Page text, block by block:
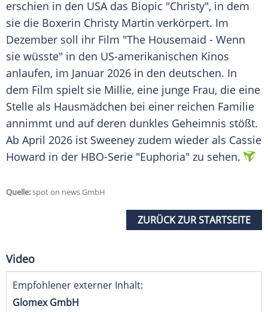
erschien in den USA das Biopic "Christy", in dem
sie die Boxerin Christy Martin verkörpert. Im
Dezember soll ihr Film "The Housemaid - Wenn
sie wüsste" in den US-amerikanischen Kinos
anlaufen, im Januar 2026 in den deutschen. In
dem Film spielt sie Millie, eine junge Frau, die eine
Stelle als Hausmädchen bei einer reichen Familie
annimmt und auf deren dunkles Geheimnis stößt.
Ab April 2026 ist Sweeney zudem wieder als Cassie
Howard in der HBO-Serie "Euphoria" zu sehen.
Quelle:spot on news GmbH
ZURÜCK ZUR STARTSEITE
Video
Empfohlener externer Inhalt:
Glomex GmbH